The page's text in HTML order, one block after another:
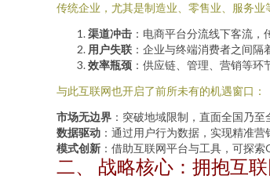
传统企业，尤其是制造业、零售业、服务
渠道冲击 ：电商平台分流线下客流，
用户失联 ：企业与终端消费者之间隔
效率瓶颈 ：供应链、管理、营销等环
与此互联网也开启了前所未有的机遇窗口：
市场无边界 ：突破地域限制，直面全国乃至
数据驱动 ：通过用户行为数据，实现精准营
模式创新 ：借助互联网平台与工具，可探
二、 战略核心：拥抱互